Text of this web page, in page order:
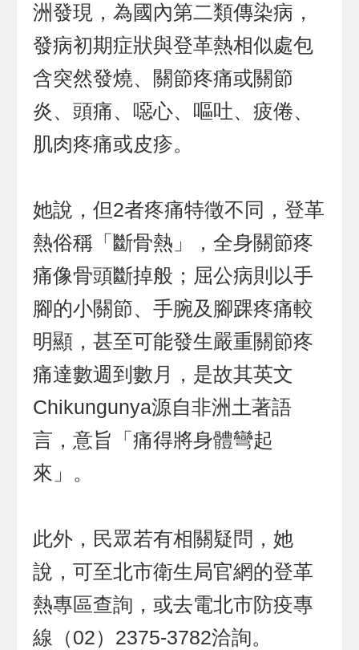
洲發現，為國內第二類傳染病，
發病初期症狀與登革熱相似處包
含突然發燒、關節疼痛或關節
炎、頭痛、噁心、嘔吐、疲倦、
肌肉疼痛或皮疹。
她說，但2者疼痛特徵不同，登革
熱俗稱「斷骨熱」，全身關節疼
痛像骨頭斷掉般；屈公病則以手
腳的小關節、手腕及腳踝疼痛較
明顯，甚至可能發生嚴重關節疼
痛達數週到數月，是故其英文
Chikungunya源自非洲土著語
言，意旨「痛得將身體彎起
來」。
此外，民眾若有相關疑問，她
說，可至北市衛生局官網的登革
熱專區查詢，或去電北市防疫專
線（02）2375-3782洽詢。